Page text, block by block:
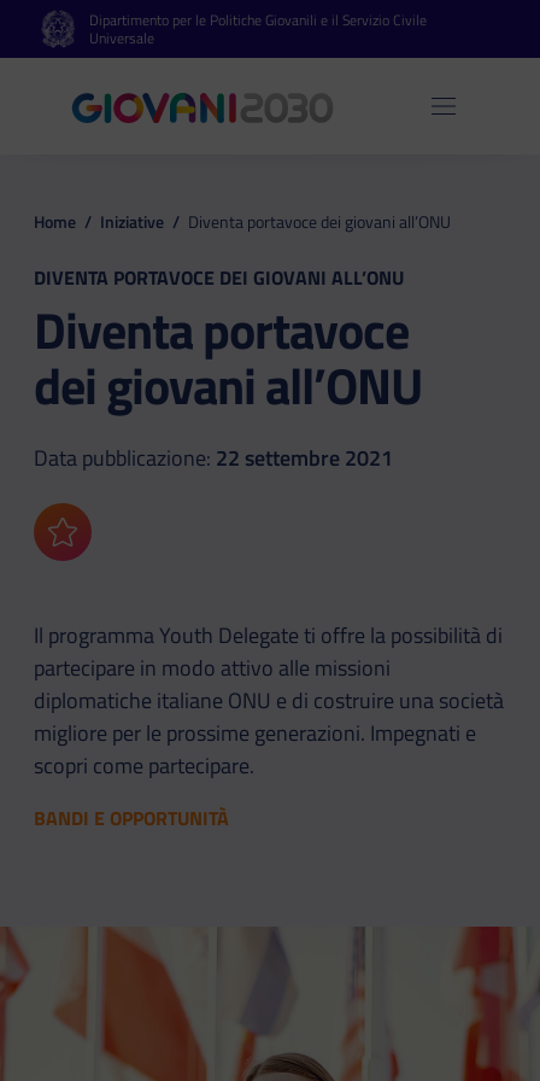
Vai al contenuto principale
Vai al footerDipartimento per le Politiche Giovanili e il Servizio Civile
Universale
Apri
Home / Iniziative / Diventa portavoce dei giovani all’ONU
DIVENTA PORTAVOCE DEI GIOVANI ALL’ONU
Diventa portavoce
dei giovani all’ONU
Data pubblicazione: 22 settembre 2021
Aggiungi ai preferiti
Il programma Youth Delegate ti offre la possibilità di
partecipare in modo attivo alle missioni
diplomatiche italiane ONU e di costruire una società
migliore per le prossime generazioni. Impegnati e
scopri come partecipare.
BANDI E OPPORTUNITÀ